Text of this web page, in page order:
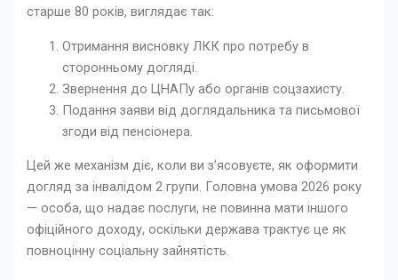
старше 80 років, виглядає так:
Отримання висновку ЛКК про потребу в
сторонньому догляді.
Звернення до ЦНАПу або органів соцзахисту.
Подання заяви від доглядальника та письмової
згоди від пенсіонера.
Цей же механізм діє, коли ви з’ясовуєте, як оформити
догляд за інвалідом 2 групи. Головна умова 2026 року
— особа, що надає послуги, не повинна мати іншого
офіційного доходу, оскільки держава трактує це як
повноцінну соціальну зайнятість.